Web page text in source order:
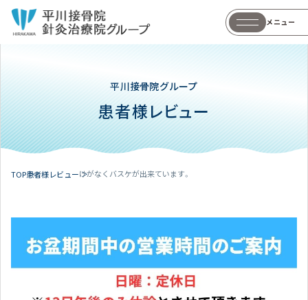
メニュー
平川接骨院グループ
患者様レビュー
TOP患者様レビューけがなくバスケが出来ています。